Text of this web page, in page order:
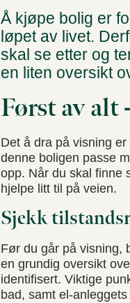
Å kjøpe bolig er
løpet av livet.
skal se etter og
en liten oversikt
Først av alt
Det å dra på visning
denne boligen passe
opp. Når du skal finne
hjelpe litt til på veien.
Sjekk
Før du går på visning,
en grundig oversikt
identifisert. Viktige
bad, samt el-